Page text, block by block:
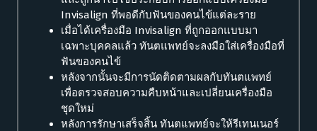
Invisalign ที่พอดีกับฟันของคนไข้แต่ละราย
เมื่อได้เครื่องมือ Invisalign ที่ถูกออกแบบมา
เฉพาะบุคคลแล้ว ทันตแพทย์จะลงมือใส่เครื่องมือที่
ฟันของคนไข้
หลังจากนั้นจะมีการนัดติดตามผลกับทันตแพทย์
เพื่อตรวจสอบความคืบหน้าและเปลี่ยนเครื่องมือ
ชุดใหม่
หลังการรักษาเสร็จสิ้น ทันตแพทย์จะให้รีเทนเนอร์